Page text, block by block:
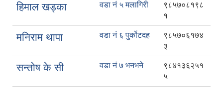
हिमाल खड्का वडा नं ५ मलागिरी
९८५७०८१९८
१
मनिराम थापा वडा नं ६ पुर्कोटदह
९८५७०६१७४
३
सन्तोष के सी वडा नं ७ भनभने
९८४१३६२५१
५